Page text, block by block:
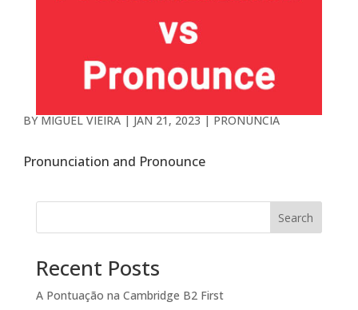
Pronunciation and Pronounce
BYMIGUEL VIEIRA|JAN 21, 2023|PRONÚNCIA
Search
Recent Posts
A Pontuação na Cambridge B2 First